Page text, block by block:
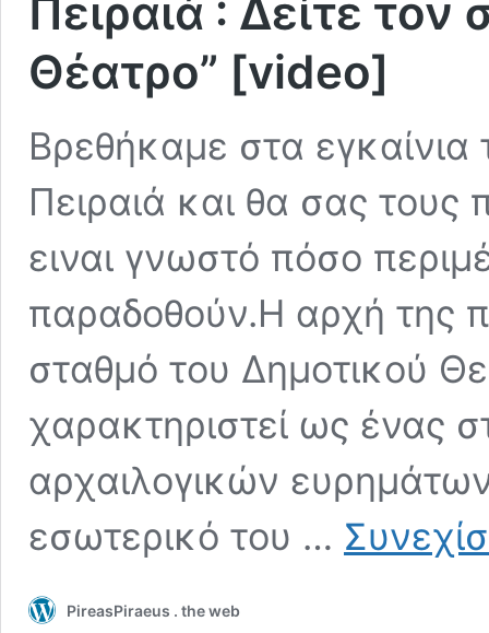
Πειραιά : Δείτε τον
Θέατρο” [video]
Βρεθήκαμε στα
Πειραιά και θα σας τους
ειναι γνωστό πόσο
παραδοθούν.Η αρχή της
σταθμό του Δημοτικού
χαρακτηριστεί ως ένας
αρχαιλογικών
εσωτερικό του …
PireasPiraeus . the web